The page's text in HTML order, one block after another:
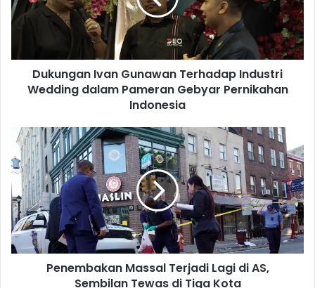
g
I
a
w
a
n
T
e
r
Dukungan Ivan Gunawan Terhadap Industri
Wedding dalam Pameran Gebyar Pernikahan
Indonesia
n
m
b
a
k
a
Penembakan Massal Terjadi Lagi di AS,
Sembilan Tewas di Tiga Kota